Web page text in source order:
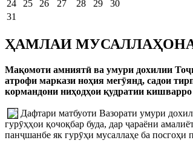
24
25 26 27 28 29
30
31
ҲАМЛАИ
Мақомоти амниятӣ ва умури дохилии
атрофи маркази ноҳия мегӯянд, садои
кормандони ниҳодҳои қудратии
Дафтари матбуоти Вазорати умури
гурӯҳҳои қочоқбар буда, дар ҷараёни
панҷшанбе як гурӯҳи мусаллаҳе ба посгоҳи